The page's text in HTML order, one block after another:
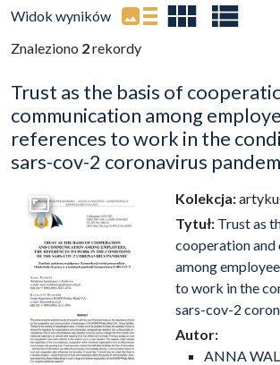
Widok wyników
Znaleziono 2rekordy
Trust as the basis of
communication among
references to work in the
sars-cov-2 coronavirus
Przejdź do zbioru
Kolekcja:
Tytuł: Trust as
cooperation
among
to work in the
sars-cov-2
Autor:
ANNA